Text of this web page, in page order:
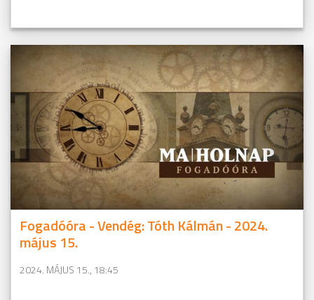
Fogadóóra - Vendég: Tóth Kálmán - 2024.
május 15.
2024. MÁJUS 15., 18:45